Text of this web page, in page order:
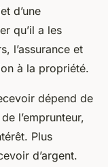
d’une
qu’il a les
l’assurance et
à la propriété.
dépend de
l’emprunteur,
Plus
d’argent.